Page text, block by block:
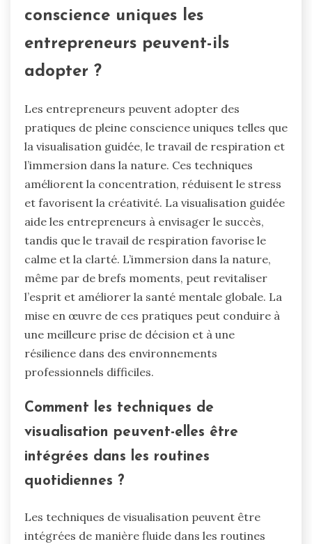
conscience uniques les
entrepreneurs peuvent-ils
adopter ?
Les entrepreneurs peuvent adopter des
pratiques de pleine conscience uniques telles que
la visualisation guidée, le travail de respiration et
l’immersion dans la nature. Ces techniques
améliorent la concentration, réduisent le stress
et favorisent la créativité. La visualisation guidée
aide les entrepreneurs à envisager le succès,
tandis que le travail de respiration favorise le
calme et la clarté. L’immersion dans la nature,
même par de brefs moments, peut revitaliser
l’esprit et améliorer la santé mentale globale. La
mise en œuvre de ces pratiques peut conduire à
une meilleure prise de décision et à une
résilience dans des environnements
professionnels difficiles.
Comment les techniques de
visualisation peuvent-elles être
intégrées dans les routines
quotidiennes ?
Les techniques de visualisation peuvent être
intégrées de manière fluide dans les routines